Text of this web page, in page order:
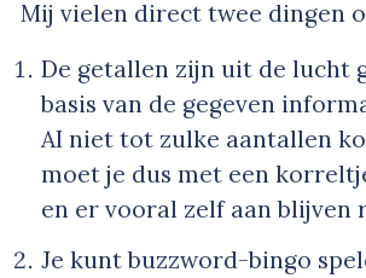
Mij vielen direct twee dingen
De getallen zijn uit de lucht
basis van de gegeven
AI niet tot zulke aantallen
moet je dus met een
en er vooral zelf aan blijven
Je kunt buzzword-bingo